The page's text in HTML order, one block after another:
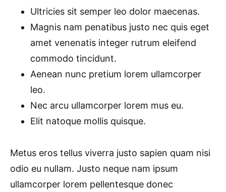
Ultricies sit semper leo dolor maecenas.
Magnis nam penatibus justo nec quis eget
amet venenatis integer rutrum eleifend
commodo tincidunt.
Aenean nunc pretium lorem ullamcorper
leo.
Nec arcu ullamcorper lorem mus eu.
Elit natoque mollis quisque.
Metus eros tellus viverra justo sapien quam nisi
odio eu nullam. Justo neque nam ipsum
ullamcorper lorem pellentesque donec